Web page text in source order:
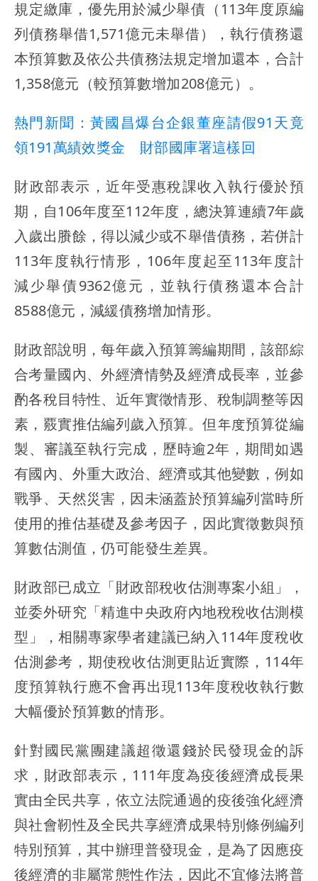
規定繳庫，優先用於減少舉債（113年度原編
列債務舉借1,571億元未舉借），執行債務還
本預算數及依公共債務法規定增加還本，合計
1,358億元（較預算數增加208億元）。
熱門新聞：黃國昌爆台企銀董座請假91天竟
領191萬績效獎金 財部國庫署這樣回
財政部表示，近年受惠稅課收入執行優於預
期，自106年度至112年度，總決算連續7年歲
入歲出賸餘，得以減少或不舉借債務，若併計
113年度執行情形，106年度起至113年度計
減少舉債9362億元，並執行債務還本合計
8588億元，減緩債務增加情形。
財政部說明，每年歲入預算籌編期間，該部綜
合考量國內、外經濟情勢及經濟成長率，並參
酌各稅目特性、近年實徵情形、稅制調整等因
素，覈實推估編列歲入預算。但年度預算從編
製、審議至執行完成，歷時逾2年，期間如遇
有國內、外重大政治、經濟或其他變數，例如
戰爭、天然災害，因未涵蓋於預算編列當時所
使用的推估基礎及參考因子，因此實徵數與預
算數估測值，仍可能發生差異。
財政部已成立「財政部稅收估測專案小組」，
並委外研究「精進中央政府內地稅稅收估測模
型」，相關專家學者建議已納入114年度稅收
估測參考，期使稅收估測更貼近實際，114年
度預算執行應不會再出現113年度稅收執行數
大幅優於預算數的情形。
針對國民黨團建議超徵還錢於民發現金的訴
求，財政部表示，111年度為疫後經濟成長果
實由全民共享，依立法院通過的疫後強化經濟
與社會靭性及全民共享經濟成果特別條例編列
特別預算，其中辦理普發現金，是為了因應疫
後經濟的非屬常態性作法，因此不宜修法將普